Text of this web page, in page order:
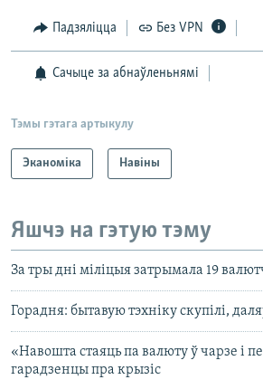
Падзяліцца Без VPN
Сачыце за абнаўленьнямі
Тэмы гэтага артыкулу
Эканоміка Навіны
Яшчэ на гэтую тэму
За тры дні міліцыя затрымала 19
Горадня: бытавую тэхніку скупілі,
«Навошта стаяць па валюту ў чарзе і
гарадзенцы пра крызіс